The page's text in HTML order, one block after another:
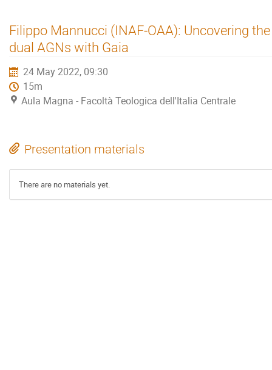
Filippo Mannucci (INAF-OAA): Uncovering
dual AGNs with Gaia
24 May 2022, 09:30
15m
Aula Magna - Facoltà Teologica dell'Italia Centrale
Presentation materials
There are no materials yet.